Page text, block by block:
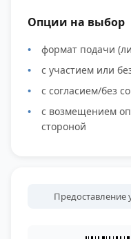
Опции на выбор
формат подачи
с участием или
с согласием/без
с возмещением
стороной
Предоставление